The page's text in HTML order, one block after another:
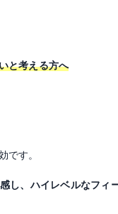
と考える方へ
です。
し、ハイレベルなフィ